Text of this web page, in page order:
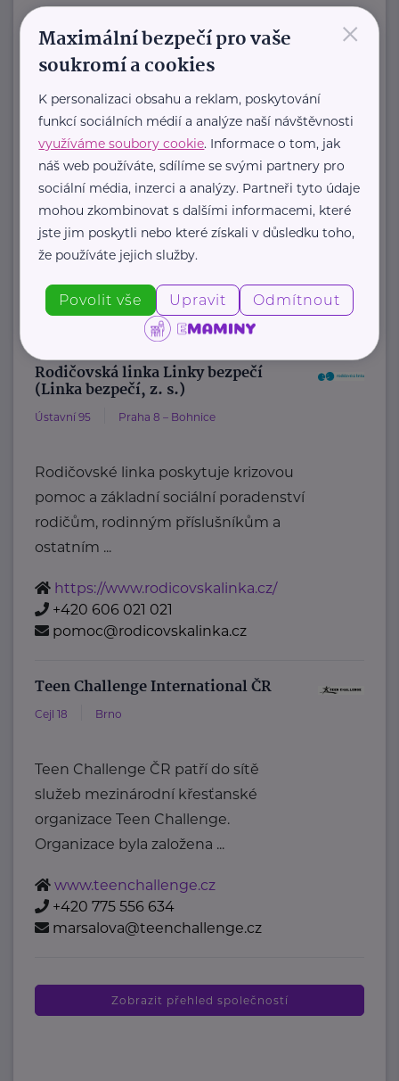
https://www.jaczech.org/
jaczech@jaczech.cz
Kolpingova rodina Smečno
Jsme nestátní nezisková organizace
, která se již více než 25 let zaměřuje
na podporu rodin, ...
https://www.kolpingsmecno.cz/
ludmila.janzurova@kolpingsmecno.cz
Rodičovská linka Linky bezpečí
(Linka bezpečí, z. s.)
Ústavní 95 Praha 8 – Bohnice
Rodičovské linka poskytuje krizovou
pomoc a základní sociální poradenství
rodičům, rodinným příslušníkům a
ostatním ...
https://www.rodicovskalinka.cz/
+420 606 021 021
pomoc@rodicovskalinka.cz
Teen Challenge International ČR
Cejl 18 Brno
Teen Challenge ČR patří do sítě
služeb mezinárodní křesťanské
organizace Teen Challenge.
Organizace byla založena ...
www.teenchallenge.cz
+420 775 556 634
marsalova@teenchallenge.cz
Zobrazit přehled společností
×
Maximální bezpečí pro vaše
soukromí a cookies
K personalizaci obsahu a reklam, poskytování
funkcí sociálních médií a analýze naší návštěvnosti
využíváme soubory cookie. Informace o tom, jak
náš web používáte, sdílíme se svými partnery pro
sociální média, inzerci a analýzy. Partneři tyto údaje
mohou zkombinovat s dalšími informacemi, které
jste jim poskytli nebo které získali v důsledku toho,
že používáte jejich služby.
Povolit vše Upravit Odmítnout